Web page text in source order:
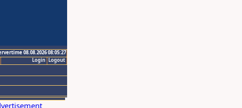
08.08.2026 08:05:27
Logout
Login